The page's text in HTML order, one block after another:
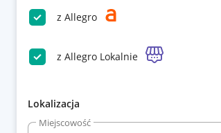
z Allegro
z Allegro Lokalnie
Lokalizacja
Miejscowość